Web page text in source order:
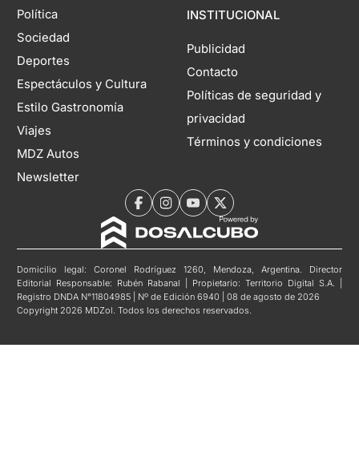
Política
Sociedad
Deportes
Espectáculos y Cultura
Estilo Gastronomía
Viajes
MDZ Autos
Newsletter
INSTITUCIONAL
Publicidad
Contacto
Políticas de seguridad y
privacidad
Términos y condiciones
Domicilio legal: Coronel Rodríguez 1260, Mendoza, Argentina. Director
Editorial Responsable: Rubén Rabanal | Propietario: Territorio Digital S.A. |
Registro DNDA N°11804985 | Nº de Edición 6940 | 08 de agosto de 2026
Copyright 2026 MDZol. Todos los derechos reservados.